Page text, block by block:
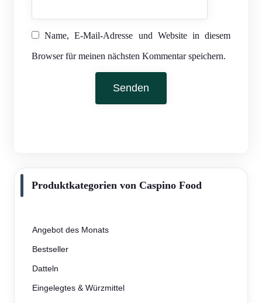
Name, E-Mail-Adresse und Website in diesem
Browser für meinen nächsten Kommentar speichern.
Produktkategorien von Caspino Food
Angebot des Monats
Bestseller
Datteln
Eingelegtes & Würzmittel